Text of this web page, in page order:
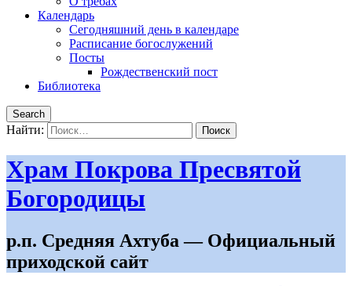
Календарь
Сегодняшний день в календаре
Расписание богослужений
Посты
Рождественский пост
Библиотека
Search
Найти:
Храм Покрова Пресвятой
Богородицы
р.п. Средняя Ахтуба — Официальный
приходской сайт